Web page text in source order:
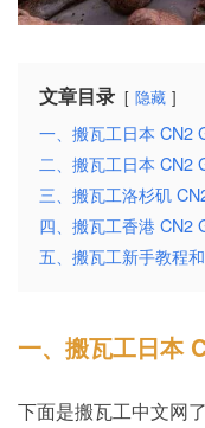
文章目录 隐藏
一、搬瓦工日本 CN2
二、搬瓦工日本 CN2
三、搬瓦工洛杉矶
四、搬瓦工香港 CN2
五、搬瓦工新手教程
一、搬瓦工日本
下面是搬瓦工中文网